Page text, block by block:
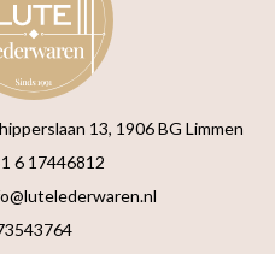
13, 1906 BG Limmen
6 17446812